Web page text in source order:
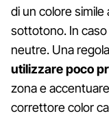
di un colore
sottotono. In
neutre. Una
utilizzare poco
zona e
correttore color